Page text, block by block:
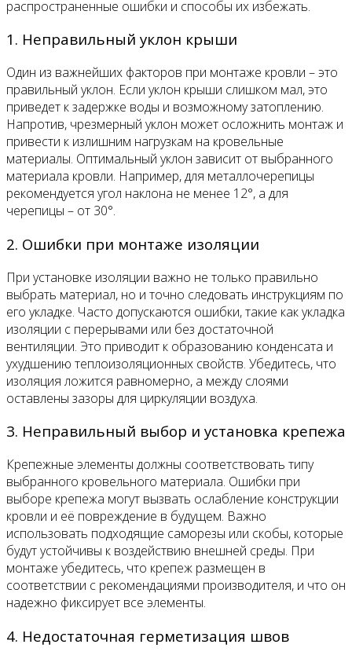
распространенные ошибки и способы их избежать.
1. Неправильный уклон крыши
Один из важнейших факторов при монтаже кровли – это
правильный уклон. Если уклон крыши слишком мал, это
приведет к задержке воды и возможному затоплению.
Напротив, чрезмерный уклон может осложнить монтаж и
привести к излишним нагрузкам на кровельные
материалы. Оптимальный уклон зависит от выбранного
материала кровли. Например, для металлочерепицы
рекомендуется угол наклона не менее 12°, а для
черепицы – от 30°.
2. Ошибки при монтаже изоляции
При установке изоляции важно не только правильно
выбрать материал, но и точно следовать инструкциям по
его укладке. Часто допускаются ошибки, такие как укладка
изоляции с перерывами или без достаточной
вентиляции. Это приводит к образованию конденсата и
ухудшению теплоизоляционных свойств. Убедитесь, что
изоляция ложится равномерно, а между слоями
оставлены зазоры для циркуляции воздуха.
3. Неправильный выбор и установка крепежа
Крепежные элементы должны соответствовать типу
выбранного кровельного материала. Ошибки при
выборе крепежа могут вызвать ослабление конструкции
кровли и её повреждение в будущем. Важно
использовать подходящие саморезы или скобы, которые
будут устойчивы к воздействию внешней среды. При
монтаже убедитесь, что крепеж размещен в
соответствии с рекомендациями производителя, и что он
надежно фиксирует все элементы.
4. Недостаточная герметизация швов